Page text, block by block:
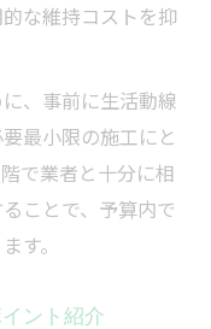
な維持コストを抑
、事前に生活動線
最小限の施工にと
で業者と十分に相
ことで、予算内で
す。
ント紹介